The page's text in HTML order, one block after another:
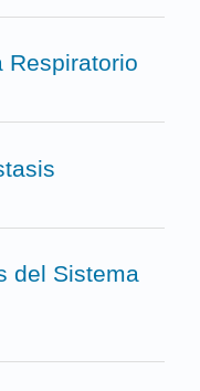
Respiratorio
del Sistema